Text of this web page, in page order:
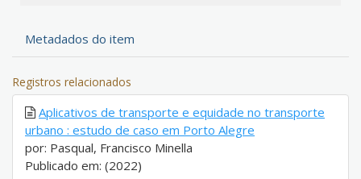
Metadados do item
Registros relacionados
Aplicativos de transporte e equidade no transporte
urbano : estudo de caso em Porto Alegre
por: Pasqual, Francisco Minella
Publicado em: (2022)